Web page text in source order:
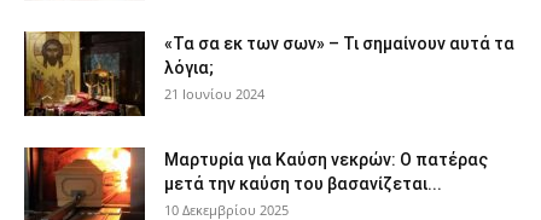
«Τα σα εκ των σων» – Τι σημαίνουν αυτά τα
λόγια;
21 Ιουνίου 2024
Μαρτυρία για Καύση νεκρών: Ο πατέρας
μετά την καύση του βασανίζεται...
10 Δεκεμβρίου 2025